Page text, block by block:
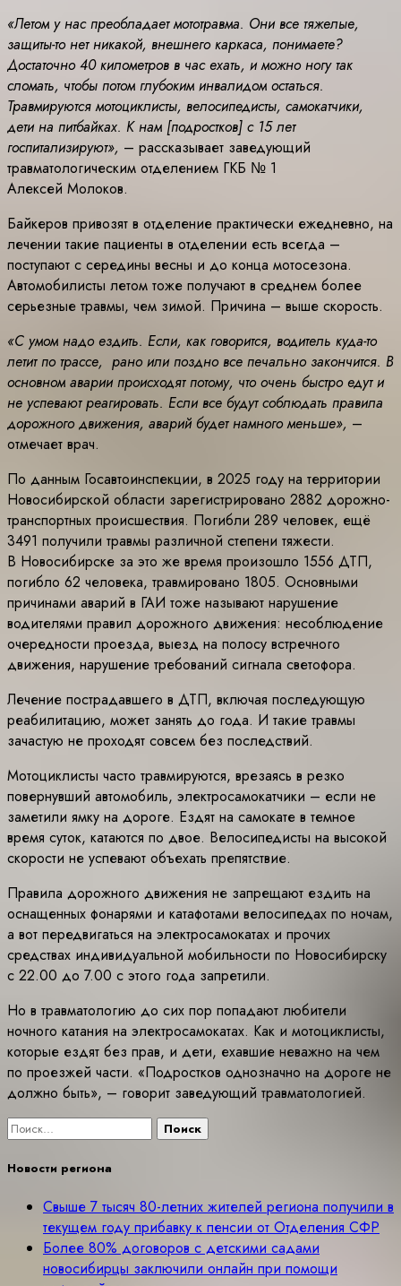
«Летом у нас преобладает мототравма. Они все тяжелые,
защиты-то нет никакой, внешнего каркаса, понимаете?
Достаточно 40 километров в час ехать, и можно ногу так
сломать, чтобы потом глубоким инвалидом остаться.
Травмируются мотоциклисты, велосипедисты, самокатчики,
дети на питбайках. К нам [подростков] с 15 лет
госпитализируют», – рассказывает заведующий
травматологическим отделением ГКБ № 1
Алексей Молоков.
Байкеров привозят в отделение практически ежедневно, на
лечении такие пациенты в отделении есть всегда –
поступают с середины весны и до конца мотосезона.
Автомобилисты летом тоже получают в среднем более
серьезные травмы, чем зимой. Причина – выше скорость.
«С умом надо ездить. Если, как говорится, водитель куда-то
летит по трассе, рано или поздно все печально закончится. В
основном аварии происходят потому, что очень быстро едут и
не успевают реагировать. Если все будут соблюдать правила
дорожного движения, аварий будет намного меньше», –
отмечает врач.
По данным Госавтоинспекции, в 2025 году на территории
Новосибирской области зарегистрировано 2882 дорожно-
транспортных происшествия. Погибли 289 человек, ещё
3491 получили травмы различной степени тяжести.
В Новосибирске за это же время произошло 1556 ДТП,
погибло 62 человека, травмировано 1805. Основными
причинами аварий в ГАИ тоже называют нарушение
водителями правил дорожного движения: несоблюдение
очередности проезда, выезд на полосу встречного
движения, нарушение требований сигнала светофора.
Лечение пострадавшего в ДТП, включая последующую
реабилитацию, может занять до года. И такие травмы
зачастую не проходят совсем без последствий.
Мотоциклисты часто травмируются, врезаясь в резко
повернувший автомобиль, электросамокатчики – если не
заметили ямку на дороге. Ездят на самокате в темное
время суток, катаются по двое. Велосипедисты на высокой
скорости не успевают объехать препятствие.
Правила дорожного движения не запрещают ездить на
оснащенных фонарями и катафотами велосипедах по ночам,
а вот передвигаться на электросамокатах и прочих
средствах индивидуальной мобильности по Новосибирску
с 22.00 до 7.00 с этого года запретили.
Но в травматологию до сих пор попадают любители
ночного катания на электросамокатах. Как и мотоциклисты,
которые ездят без прав, и дети, ехавшие неважно на чем
по проезжей части. «Подростков однозначно на дороге не
должно быть», – говорит заведующий травматологией.
Найти:
Новости региона
Свыше 7 тысяч 80-летних жителей региона получили в
текущем году прибавку к пенсии от Отделения СФР
Более 80% договоров с детскими садами
новосибирцы заключили онлайн при помощи